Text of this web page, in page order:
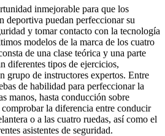
inmejorable para que los
deportiva puedan perfeccionar su
y tomar contacto con la tecnología
modelos de la marca de los cuatro
de una clase teórica y una parte
diferentes tipos de ejercicios,
grupo de instructores expertos. Entre
de habilidad para perfeccionar la
manos, hasta conducción sobre
la diferencia entre conducir
o a las cuatro ruedas, así como el
asistentes de seguridad.